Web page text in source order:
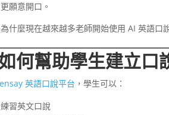
願意開口。
什麼現在越來越多老師開始使用 AI 英語口
何幫助學生建立口
英語口說平台 ，學生可以：
習英文口說